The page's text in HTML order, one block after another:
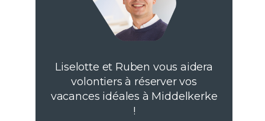
Liselotte et Ruben vous aidera
volontiers à réserver vos
vacances idéales à Middelkerke
!